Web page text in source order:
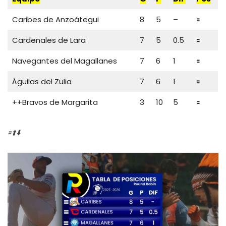
Caribes de Anzoátegui
8 5 –
🟰
Cardenales de Lara
7 5 0.5
🟰
Navegantes del Magallanes
7 6 1
🟰
Águilas del Zulia
7 6 1
🟰
++Bravos de Margarita
3 10 5 🟰
🟰⬆️⬇️